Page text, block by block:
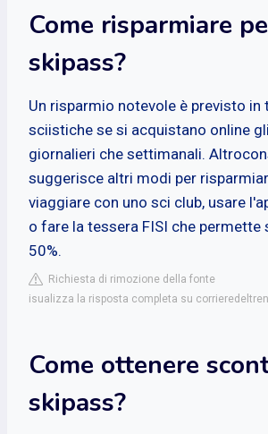
Come risparmiare
skipass?
Un risparmio notevole è previsto
sciistiche se si acquistano online
giornalieri che settimanali.
suggerisce altri modi per
viaggiare con uno sci club, usare
o fare la tessera FISI che permette
50%.
Richiesta di rimozione della fonte
isualizza la risposta completa su
Come ottenere
skipass?